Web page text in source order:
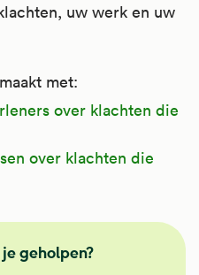
uw werk en uw
met:
over klachten die
over klachten die
geholpen?